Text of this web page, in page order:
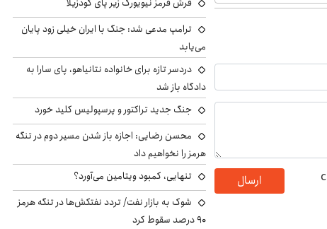
ارسال
ترامپ مدعی شد: جنگ با ایران خیلی زود پایان
می‌یابد
دردسر تازه برای خانواده نتانیاهو، پای سارا به
دادگاه باز شد
جنگ جدید تراکتور و پرسپولیس کلید خورد
محسن رضایی: اجازه باز شدن مسیر دوم در تنگه
هرمز را نخواهیم داد
تنهایی، کمبود ویتامین می‌آورد؟
شوک به بازار نفت/ تردد نفتکش‌ها در تنگه هرمز
۹۰ درصد سقوط کرد